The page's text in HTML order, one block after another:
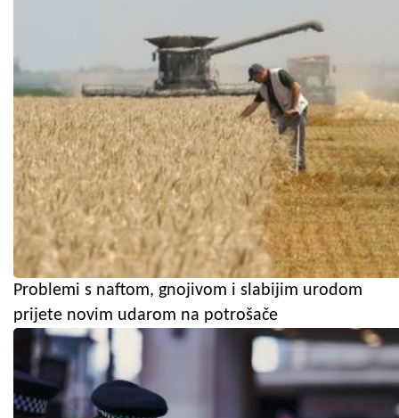
Problemi s naftom, gnojivom i slabijim urodom
prijete novim udarom na potrošače